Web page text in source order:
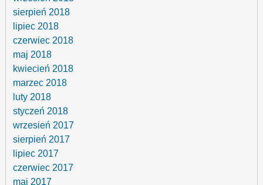
sierpień 2018
lipiec 2018
czerwiec 2018
maj 2018
kwiecień 2018
marzec 2018
luty 2018
styczeń 2018
wrzesień 2017
sierpień 2017
lipiec 2017
czerwiec 2017
maj 2017